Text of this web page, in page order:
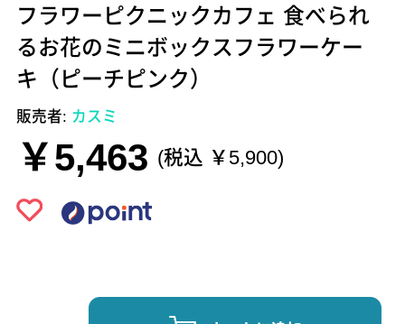
フラワーピクニックカフェ 食べられ
るお花のミニボックスフラワーケー
キ（ピーチピンク）
販売者: カスミ
￥5,463 (税込 ￥5,900)